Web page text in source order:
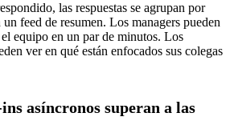
las respuestas se agrupan por
feed de resumen. Los managers pueden
equipo en un par de minutos. Los
ver en qué están enfocados sus colegas
asíncronos superan a las